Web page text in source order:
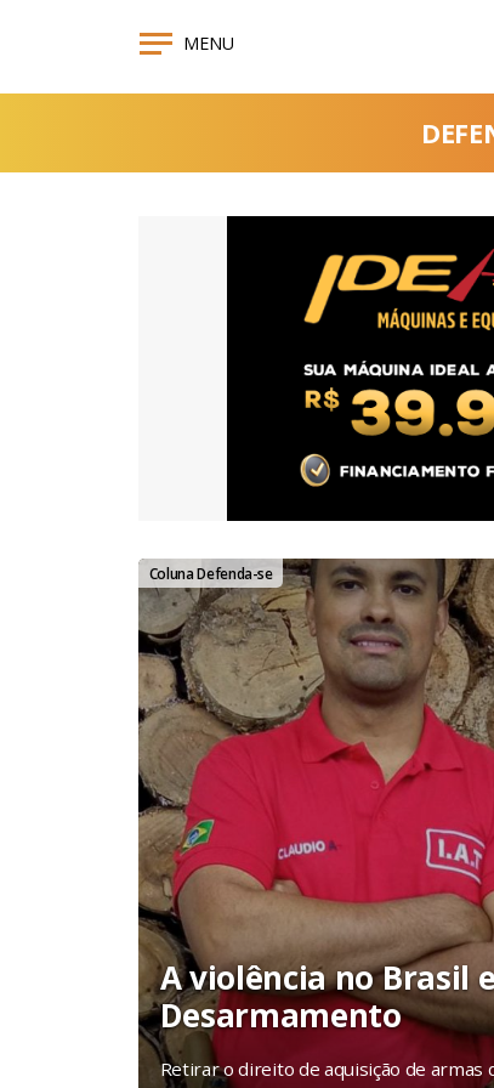
MENU
Defenda-se - por Claudio
Coluna Defenda-se
A violência no Brasil
Desarmamento
Retirar o direito de aquisição de